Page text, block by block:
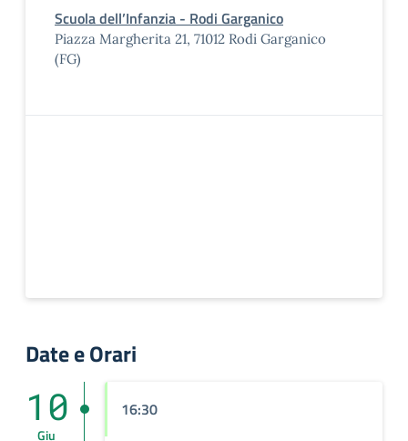
Scuola dell’Infanzia - Rodi Garganico
Piazza Margherita 21, 71012 Rodi Garganico
(FG)
Date e Orari
10
Giu
16:30